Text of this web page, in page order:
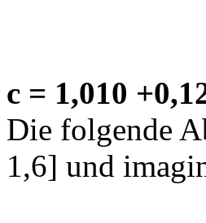
c = 1,010
Die folgende
1,6] und